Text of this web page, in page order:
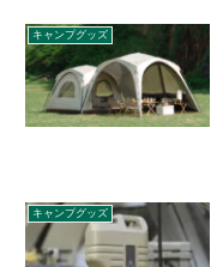
キャンプグッズ
キャンプグッズ